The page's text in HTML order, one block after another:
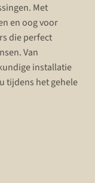
Met
en oog voor
die perfect
Van
installatie
tijdens het gehele